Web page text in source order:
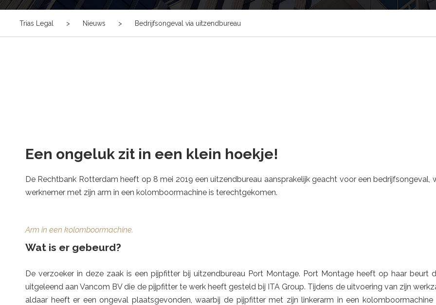
Trias Legal > Nieuws > Bedrijfsongeval via uitzendbureau
Een ongeluk zit in een klein hoekje!
De Rechtbank Rotterdam heeft op 8 mei 2019 een uitzendbureau aansprakelijk geacht voor een bedrijfsongeval,
werknemer met zijn arm in een kolomboormachine is terechtgekomen.
Arm in een kolomboormachine.
Wat is er gebeurd?
De verzoeker in deze zaak is een pijpfitter bij uitzendbureau Port Montage. Port Montage heeft op haar beurt
uitgeleend aan Vancom BV die de pijpfitter te werk heeft gesteld bij ITA Group. Tijdens de uitvoering van zijn
aldaar heeft er een ongeval plaatsgevonden, waarbij de pijpfitter met zijn linkerarm in een kolomboormachine